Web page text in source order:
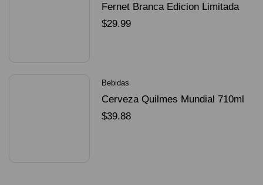
Fernet Branca Edicion Limitada
Dorado Mundial
$29.99
Bebidas
Cerveza Quilmes Mundial 710ml
packX4
$39.88